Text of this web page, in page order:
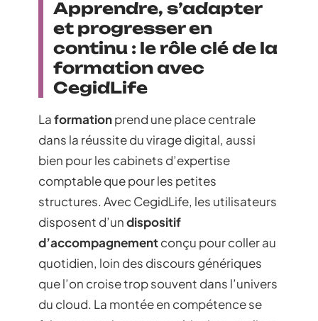
Apprendre, s’adapter
et progresser en
continu : le rôle clé de la
formation avec
CegidLife
Laformationprend une place centrale
dans la réussite du virage digital, aussi
bien pour les cabinets d’expertise
comptable que pour les petites
structures. Avec CegidLife, les utilisateurs
disposent d’undispositif
d’accompagnementconçu pour coller au
quotidien, loin des discours génériques
que l’on croise trop souvent dans l’univers
du cloud. La montée en compétence se